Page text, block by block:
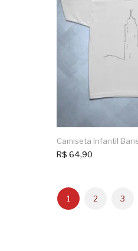
Camiseta Infantil
R$ 64,90
1 2 3